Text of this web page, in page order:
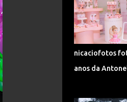
nicaciofotos
anos da